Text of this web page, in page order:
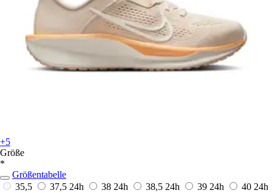
+5
Größe
*
Größentabelle
35,5
37,5 24h 38 24h 38,5 24h 39 24h 40 24h